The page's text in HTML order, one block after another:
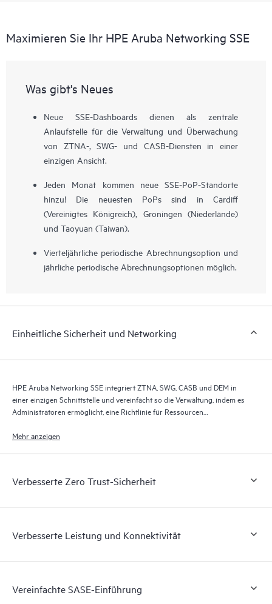
Maximieren Sie Ihr HPE Aruba Networking SSE
Was gibt's Neues
Neue SSE-Dashboards dienen als zentrale
Anlaufstelle für die Verwaltung und Überwachung
von ZTNA-, SWG- und CASB-Diensten in einer
einzigen Ansicht.
Jeden Monat kommen neue SSE-PoP-Standorte
hinzu! Die neuesten PoPs sind in Cardiff
(Vereinigtes Königreich), Groningen (Niederlande)
und Taoyuan (Taiwan).
Vierteljährliche periodische Abrechnungsoption und
jährliche periodische Abrechnungsoptionen möglich.
Einheitliche Sicherheit und Networking
HPE Aruba Networking SSE integriert ZTNA, SWG, CASB und DEM in
einer einzigen Schnittstelle und vereinfacht so die Verwaltung, indem es
Administratoren ermöglicht, eine Richtlinie für Ressourcen
steigern.
Mehr anzeigen
Verbesserte Zero Trust-Sicherheit
Verbesserte Leistung und Konnektivität
Vereinfachte SASE-Einführung